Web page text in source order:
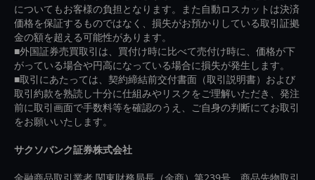
についてもお客様の負担となります。また自動ロスカットは決済
価格を保証するものではなく、損失がお預かりしている取引証拠
金の額を超える可能性があります。
■外国証券売買取引は、買付け時に比べて売付け時に、価格が下
がっている場合や円高になっている場合に損失が発生します。
■取引にあたっては、契約締結前交付書面（取引説明書）および
取引約款を熟読し十分に仕組みやリスクをご理解いただき、発注
前に取引画面で手数料等を確認のうえ、ご自身の判断にてお取引
をお願いいたします。
サクソバンク証券株式会社